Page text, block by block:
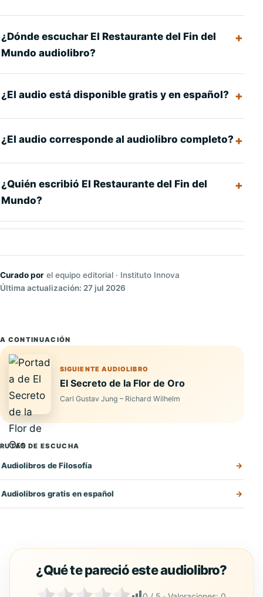
¿Dónde escuchar El Restaurante del Fin del
Mundo audiolibro?
¿El audio está disponible gratis y en español?
¿El audio corresponde al audiolibro completo?
¿Quién escribió El Restaurante del Fin del
Mundo?
Curado por el equipo editorial · Instituto Innova
Última actualización: 27 jul 2026
A CONTINUACIÓN
SIGUIENTE AUDIOLIBRO
El Secreto de la Flor de Oro
Carl Gustav Jung – Richard Wilhelm
RUTAS DE ESCUCHA
Audiolibros de Filosofía
Audiolibros gratis en español